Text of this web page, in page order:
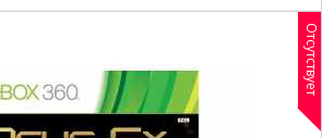
Отсутствует